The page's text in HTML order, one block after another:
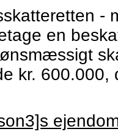
-
en
kr. 600.000,